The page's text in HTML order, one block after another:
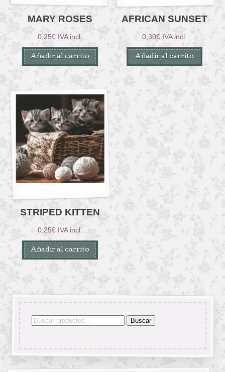
MARY ROSES
0,25€ IVA incl.
Añadir al carrito
AFRICAN SUNSET
0,30€ IVA incl.
Añadir al carrito
STRIPED KITTEN
0,25€ IVA incl.
Añadir al carrito
Buscar
Buscar